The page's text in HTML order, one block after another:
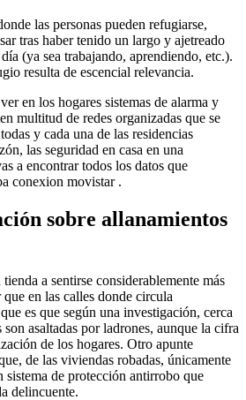
las personas pueden refugiarse,
tras haber tenido un largo y ajetreado
(ya sea trabajando, aprendiendo, etc.).
resulta de escencial relevancia.
en los hogares sistemas de alarma y
multitud de redes organizadas que se
y cada una de las residencias
las seguridad en casa en una
a encontrar todos los datos que
conexion movistar .
sobre allanamientos
a sentirse considerablemente más
en las calles donde circula
es que según una investigación, cerca
asaltadas por ladrones, aunque la cifra
de los hogares. Otro apunte
de las viviendas robadas, únicamente
sistema de protección antirrobo que
delincuente.